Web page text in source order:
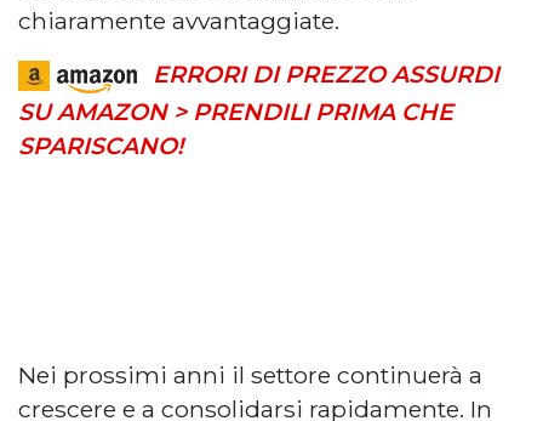
chiaramente avvantaggiate.
ERRORI DI PREZZO ASSURDI
SU AMAZON > PRENDILI PRIMA CHE
SPARISCANO!
Nei prossimi anni il settore continuerà a
crescere e a consolidarsi rapidamente. In